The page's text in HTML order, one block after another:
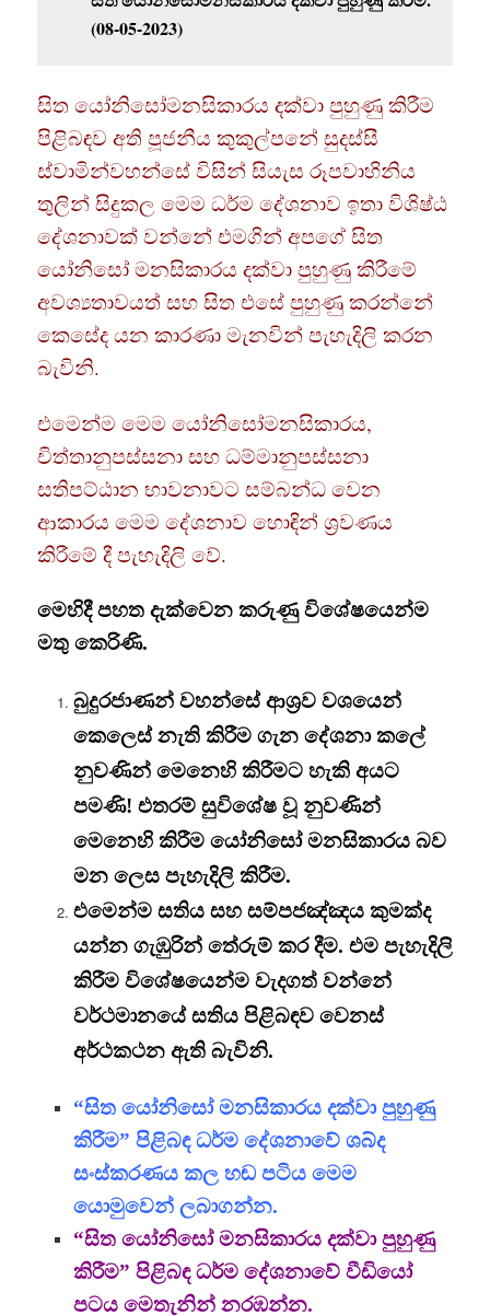
(08-05-2023)
සිත යෝනිසෝමනසිකාරය දක්වා පුහුණු කිරීම
පිළිබඳව අති පූජනීය කුකුල්පනේ සුදස්සී
ස්වාමින්වහන්සේ විසින් සියැස රූපවාහිනිය
තුලින් සිදුකල මෙම ධර්ම දේශනාව ඉතා විශිෂ්ඨ
දේශනාවක් වන්නේ එමගින් අපගේ සිත
යෝනිසෝ මනසිකාරය දක්වා පුහුණු කිරීමේ
අවශ්‍යතාවයත් සහ සිත එසේ පුහුණු කරන්නේ
කෙසේද යන කාරණා මැනවින් පැහැදිලි කරන
බැවිනි.
එමෙන්ම මෙම යෝනිසෝමනසිකාරය,
චිත්තානුපස්සනා සහ ධම්මානුපස්සනා
සතිපට්ඨාන භාවනාවට සම්බන්ධ වෙන
ආකාරය මෙම දේශනාව හොඳින් ශ්‍රවණය
කිරීමේ දී පැහැදිලි වේ.
මෙහිදී පහත දැක්වෙන කරුණු විශේෂයෙන්ම
මතු කෙරිණි.
බුදුරජාණන් වහන්සේ ආශ්‍රව වශයෙන්
කෙලෙස් නැති කිරීම ගැන දේශනා කලේ
නුවණින් මෙනෙහි කිරීමට හැකි අයට
පමණි! එතරම් සුවිශේෂ වූ නුවණින්
මෙනෙහි කිරීම යෝනිසෝ මනසිකාරය බව
මන ලෙස පැහැදිලි කිරීම.
එමෙන්ම සතිය සහ සම්පජඤ්ඤය කුමක්ද
යන්න ගැඹුරින් තේරුම් කර දීම. එම පැහැදිලි
කිරීම විශේෂයෙන්ම වැදගත් වන්නේ
වර්ථමානයේ සතිය පිළිබඳව වෙනස්
අර්ථකථන ඇති බැවිනි.
“සිත යෝනිසෝ මනසිකාරය දක්වා පුහුණු
කිරීම” පිළිබඳ ධර්ම දේශනාවේ ශබ්ද
සංස්කරණය කල හඬ පටිය මෙම
යොමුවෙන් ලබාගන්න.
“සිත යෝනිසෝ මනසිකාරය දක්වා පුහුණු
කිරීම” පිළිබඳ ධර්ම දේශනාවේ වීඩියෝ
පටය මෙතැනින් නරඹන්න.